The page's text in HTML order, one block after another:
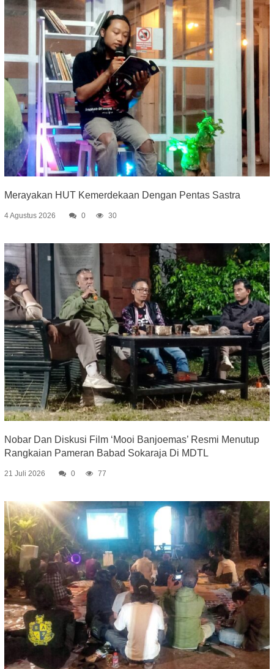
Merayakan HUT Kemerdekaan Dengan Pentas Sastra
4 Agustus 2026 0 30
Nobar Dan Diskusi Film ‘Mooi Banjoemas’ Resmi Menutup
Rangkaian Pameran Babad Sokaraja Di MDTL
21 Juli 2026 0 77